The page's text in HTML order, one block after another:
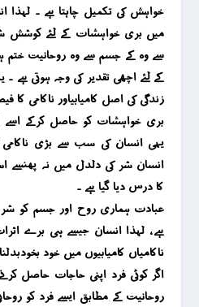
خواہش کی تکمیل چاہتا ہے ۔ لہذا
میں بری خواہشات کے لئے کوشش
سے وہ کے جسم سے وہ روحانیت ختم
کے لئے اچھی تقدیر کی وجہ ہوتی ہے ۔
زندگی کی اصل کامیابیاور ناکامی کا
بری خواہشات کو حاصل کرکے اسے
یہی انسان کی سب سے بڑی
انسان شر کی دلدل میں نہ پھنسے
کا درس دیا گیا ہے ۔
عبادت ہماری روح اور جسم کو
ہے ، لہذا انسان جیسے ہی برے
ناکامیاں کامیابیوں میں خود
اگر کوئی فرد اپنی حاجات حاصل
روحانیت کے مطابق ایسے فرد کو